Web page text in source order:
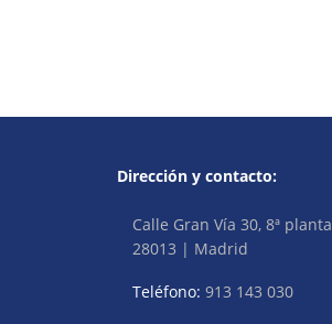
Dirección y contacto:
Calle Gran Vía 30, 8ª planta
28013 | Madrid
Teléfono: 913 143 030